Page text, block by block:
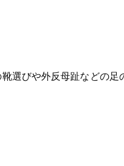
選びや外反母趾などの足